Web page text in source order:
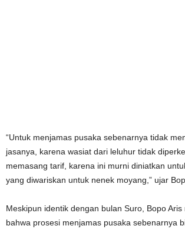
“Untuk menjamas pusaka sebenarnya tidak
jasanya, karena wasiat dari leluhur tidak
memasang tarif, karena ini murni diniatkan
yang diwariskan untuk nenek moyang,” ujar
Meskipun identik dengan bulan Suro, Bopo Aris
bahwa prosesi menjamas pusaka sebenarnya